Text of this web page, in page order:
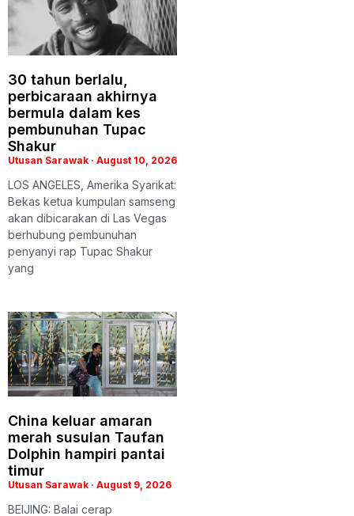
30 tahun berlalu,
perbicaraan akhirnya
bermula dalam kes
pembunuhan Tupac
Shakur
Utusan Sarawak August 10, 2026
LOS ANGELES, Amerika Syarikat:
Bekas ketua kumpulan samseng
akan dibicarakan di Las Vegas
berhubung pembunuhan
penyanyi rap Tupac Shakur
yang
China keluar amaran
merah susulan Taufan
Dolphin hampiri pantai
timur
Utusan Sarawak August 9, 2026
BEIJING: Balai cerap